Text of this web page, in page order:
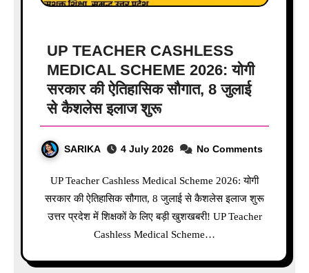
UP TEACHER CASHLESS
MEDICAL SCHEME 2026: योगी
सरकार की ऐतिहासिक सौगात, 8 जुलाई
से कैशलेस इलाज शुरू
SARIKA 4 July 2026 No Comments
UP Teacher Cashless Medical Scheme 2026: योगी
सरकार की ऐतिहासिक सौगात, 8 जुलाई से कैशलेस इलाज शुरू
उत्तर प्रदेश में शिक्षकों के लिए बड़ी खुशखबरी! UP Teacher
Cashless Medical Scheme…